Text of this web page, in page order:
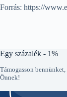
Forrás: https://
Egy százalék - 1%
Támogasson
Önnek!